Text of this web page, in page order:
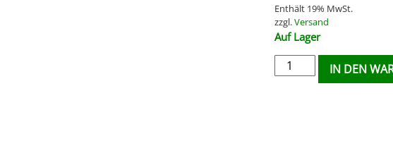
Enthält 19% MwSt.
zzgl.Versand
Auf Lager
IN DEN